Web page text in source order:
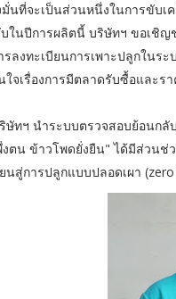
นที่จะเป็นส่วนหนึ่งในการขับเ
บในปีการผลิตนี้ บริษัทฯ ขอเชิ
รลงทะเบียนการเพาะปลูกในร
ใจเรื่องการมีตลาดรับซื้อและ
ทฯ นำระบบตรวจสอบย้อนกลั
งตน ข้าวโพดยั่งยืน" ได้มีส่วน
นสู่การปลูกแบบปลอดเผา